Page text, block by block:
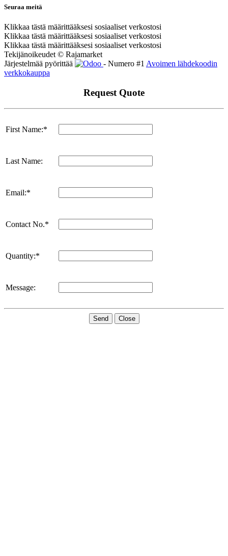
Seuraa meitä
Klikkaa tästä määrittääksesi sosiaaliset verkostosi
Klikkaa tästä määrittääksesi sosiaaliset verkostosi
Klikkaa tästä määrittääksesi sosiaaliset verkostosi
Tekijänoikeudet © Rajamarket
Järjestelmää pyörittää
- Numero #1 Avoimen lähdekoodin
verkkokauppa
Request Quote
First Name:*
Last Name:
Email:*
Contact No.*
Quantity:*
Message:
Send Close